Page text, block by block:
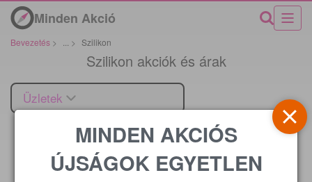
Minden Akció
Bevezetés > > Szilikon
Szilikon akciók és árak
Üzletek
Ár
MINDEN AKCIÓS
ÚJSÁGOK EGYETLEN